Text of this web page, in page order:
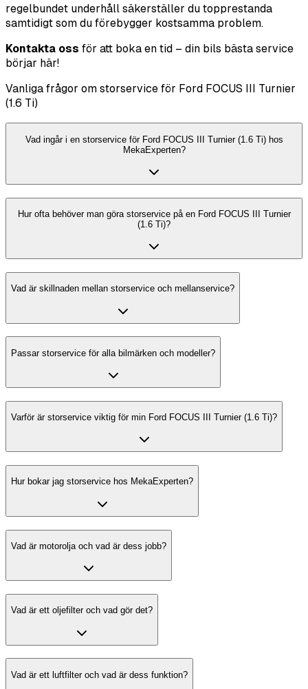
regelbundet underhåll säkerställer du topprestanda
samtidigt som du förebygger kostsamma problem.
Kontakta oss för att boka en tid – din bils bästa service
börjar här!
Vanliga frågor om storservice för Ford FOCUS III Turnier
(1.6 Ti)
Vad ingår i en storservice för Ford FOCUS III Turnier (1.6 Ti) hos
MekaExperten?
Hur ofta behöver man göra storservice på en Ford FOCUS III Turnier
(1.6 Ti)?
Vad är skillnaden mellan storservice och mellanservice?
Passar storservice för alla bilmärken och modeller?
Varför är storservice viktig för min Ford FOCUS III Turnier (1.6 Ti)?
Hur bokar jag storservice hos MekaExperten?
Vad är motorolja och vad är dess jobb?
Vad är ett oljefilter och vad gör det?
Vad är ett luftfilter och vad är dess funktion?